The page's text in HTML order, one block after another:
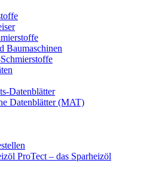
Baumaschinen
Datenblätter
Datenblätter (MAT)
ProTect – das Sparheizöl